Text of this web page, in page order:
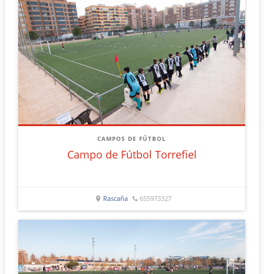
CAMPOS DE FÚTBOL
Campo de Fútbol Torrefiel
Rascaña 655973327